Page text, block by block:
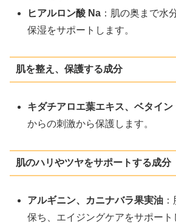
ヒアルロン酸 Na ：肌の奥まで水
保湿をサポートします。
肌を整え、保護する成分
キダチアロエ葉エキス、ベタイン
からの刺激から保護します。
肌のハリやツヤをサポートする成分
アルギニン、カニナバラ果実油
保ち、エイジングケアをサポート